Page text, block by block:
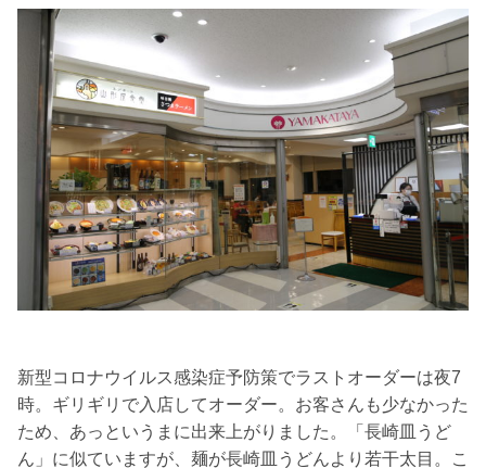
新型コロナウイルス感染症予防策でラストオーダーは夜7
時。ギリギリで入店してオーダー。お客さんも少なかった
ため、あっというまに出来上がりました。「長崎皿うど
ん」に似ていますが、麺が長崎皿うどんより若干太目。こ